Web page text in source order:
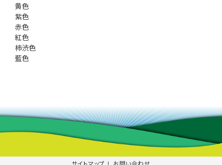
黄色
紫色
赤色
紅色
柿渋色
藍色